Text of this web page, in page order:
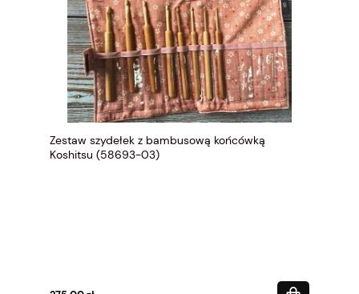
Zestaw szydełek z bambusową końcówką
Koshitsu (58693-03)